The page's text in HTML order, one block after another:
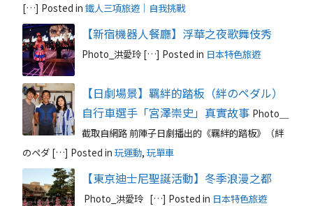
[…] Posted in 鐵人三項旅遊｜自我挑戰
【新宿機器人餐廳】浮華之夜歌舞伎秀
Photo_洪愛玲 […] Posted in 日本特色旅遊
【日劇場景】羈絆的踏板（絆のペダル）
自行車選手「宮澤崇史」真實故事 Photo＿
截取自網路 前陣子日劇播出的《羈絆的踏板》（絆
のペダ […] Posted in 玩運動, 玩單車
【東京迪士尼聖誕活動】冬季浪漫之都
Photo_洪愛玲 […] Posted in 日本特色旅遊